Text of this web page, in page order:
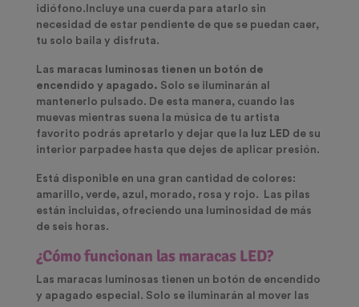
idiófono.Incluye una cuerda para atarlo sin
necesidad de estar pendiente de que se puedan caer,
tu solo baila y disfruta.
Las maracas luminosas tienen un botón de
encendido y apagado. Solo se iluminarán al
mantenerlo pulsado. De esta manera, cuando las
muevas mientras suena la música de tu artista
favorito podrás apretarlo y dejar que la luz LED de su
interior parpadee hasta que dejes de aplicar presión.
Está disponible en una gran cantidad de colores:
amarillo, verde, azul, morado, rosa y rojo. Las pilas
están incluidas, ofreciendo una luminosidad de más
de seis horas.
¿Cómo funcionan las maracas LED?
Las maracas luminosas tienen un botón de encendido
y apagado especial. Solo se iluminarán al mover las